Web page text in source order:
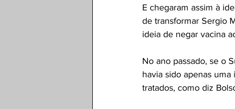
E chegaram assim à
de transformar Sergio
ideia de negar vacina
No ano passado, se o
havia sido apenas
tratados, como diz